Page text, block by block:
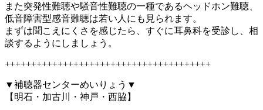
また突発性難聴や騒音性難聴の一種であるヘッドホン難聴、
低音障害型感音難聴は若い人にも見られます。
まずは聞こえにくさを感じたら、すぐに耳鼻科を受診し、相
談するようにしましょう。
+++++++++++++++++++++++++++++++++++++++
▼補聴器センターめいりょう▼
【明石・加古川・神戸・西脇】